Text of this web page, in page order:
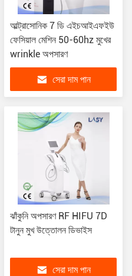
আল্ট্রাসোনিক 7 ডি এইচআইএফইউ
ফেসিয়াল মেশিন 50-60hz মুখের
wrinkle অপসারণ
সেরা দাম পান
ঝাঁকুনি অপসারণ RF HIFU 7D
টানুন মুখ উত্তোলন ডিভাইস
সেরা দাম পান